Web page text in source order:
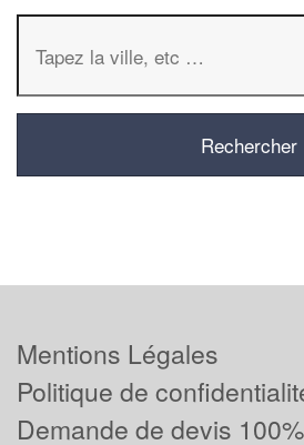
Mentions Légales
Politique de
Demande de devis